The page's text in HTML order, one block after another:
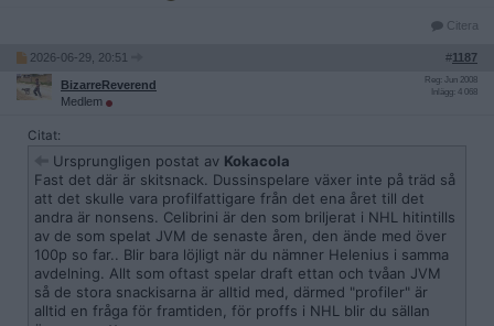
Citera
2026-06-29, 20:51 #1187
BizarreReverend
Medlem
Reg: Jun 2008
Inlägg: 4 068
Citat:
Ursprungligen postat av Kokacola
Fast det där är skitsnack. Dussinspelare växer inte på träd så
att det skulle vara profilfattigare från det ena året till det
andra är nonsens. Celibrini är den som briljerat i NHL hitintills
av de som spelat JVM de senaste åren, den ände med över
100p so far.. Blir bara löjligt när du nämner Helenius i samma
avdelning. Allt som oftast spelar draft ettan och tvåan JVM
så de stora snackisarna är alltid med, därmed "profiler" är
alltid en fråga för framtiden, för proffs i NHL blir du sällan